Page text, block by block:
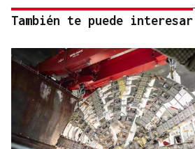
También te puede interesar